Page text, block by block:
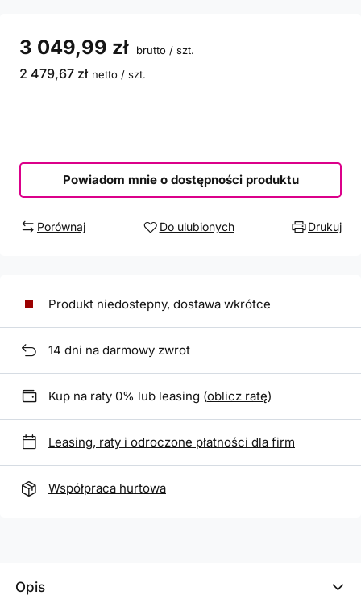
3 049,99 zł brutto / szt.
2 479,67 zł netto / szt.
Powiadom mnie o dostępności produktu
Porównaj Do ulubionych Drukuj
Produkt niedostepny, dostawa wkrótce
14 dni na darmowy zwrot
Kup na raty 0% lub leasing (oblicz ratę)
Leasing, raty i odroczone płatności dla firm
Współpraca hurtowa
Opis